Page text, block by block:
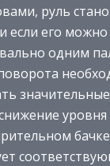
руль
если его
одним
значительные